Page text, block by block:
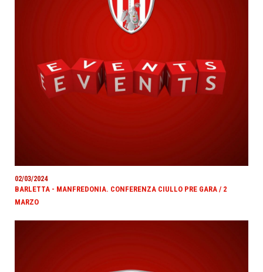
02/03/2024
BARLETTA - MANFREDONIA. CONFERENZA CIULLO PRE GARA / 2
MARZO